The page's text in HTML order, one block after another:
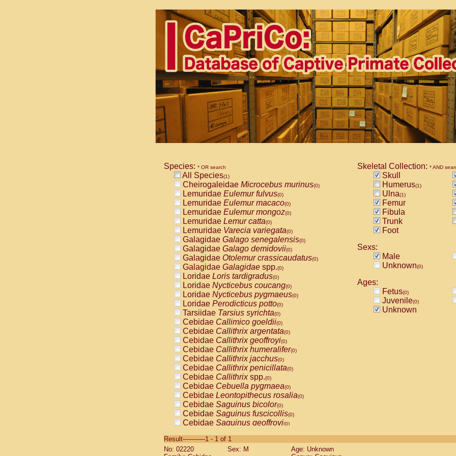
Species: * OR search
All Species(1)
Cheirogaleidae Microcebus murinus(0)
Lemuridae Eulemur fulvus(0)
Lemuridae Eulemur macaco(0)
Lemuridae Eulemur mongoz(0)
Lemuridae Lemur catta(0)
Lemuridae Varecia variegata(0)
Galagidae Galago senegalensis(0)
Galagidae Galago demidovii(0)
Galagidae Otolemur crassicaudatus(0)
Galagidae Galagidae spp.(0)
Loridae Loris tardigradus(0)
Loridae Nycticebus coucang(0)
Loridae Nycticebus pygmaeus(0)
Loridae Perodicticus potto(0)
Tarsiidae Tarsius syrichta(0)
Cebidae Callimico goeldii(0)
Cebidae Callithrix argentata(0)
Cebidae Callithrix geoffroyi(0)
Cebidae Callithrix humeralifer(0)
Cebidae Callithrix jacchus(0)
Cebidae Callithrix penicillata(0)
Cebidae Callithrixspp.(0)
Cebidae Cebuella pygmaea(0)
Cebidae Leontopithecus rosalia(0)
Cebidae Saguinus bicolor(0)
Cebidae Saguinus fuscicollis(0)
Cebidae Saguinus geoffroyi(0)
CebidaeSaguinus labiatus(0)
Cebidae Saguinus leucopus (0)
Skeletal Collection: * AND
Skull
Humerus(1)
Ulna(1)
Femur
Fibula
Trunk
Foot
Sexs:
Male
Unknown(0)
Ages:
Fetus(0)
Juvenile(0)
Unknown
Result-----------1 - 1 of 1
No: 02220
Sex: M
Age: Unknown